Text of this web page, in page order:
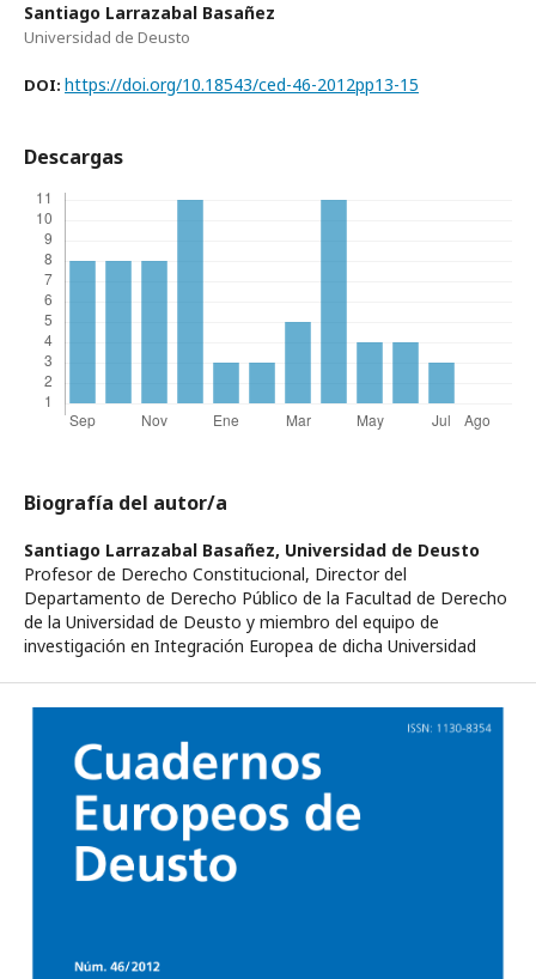
Santiago Larrazabal Basañez
Universidad de Deusto
DOI: https://doi.org/10.18543/ced-46-2012pp13-15
Descargas
Biografía del autor/a
Santiago Larrazabal Basañez, Universidad de Deusto
Profesor de Derecho Constitucional, Director del
Departamento de Derecho Público de la Facultad de Derecho
de la Universidad de Deusto y miembro del equipo de
investigación en Integración Europea de dicha Universidad